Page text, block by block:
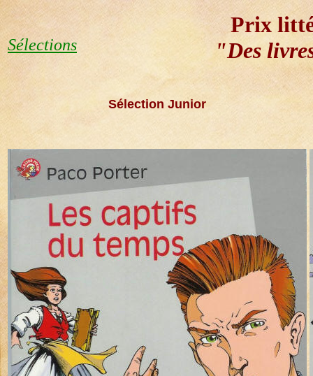
Sélections
Prix
"Des
Sélection Junior